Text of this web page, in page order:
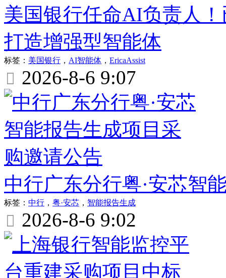
美国银行任命AI负责人
打造增强型智能体
标签： 美国银行 ， AI智能体 ， EricaAssist
 2026-8-6 9:07
中行广东分行粤·安芯智
标签： 中行 ， 粤·安芯 ， 智能报告生成
 2026-8-6 9:02